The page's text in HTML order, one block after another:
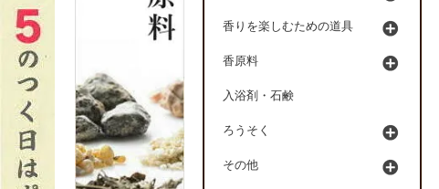
香りを楽しむための道具
香原料
入浴剤・石鹸
ろうそく
その他